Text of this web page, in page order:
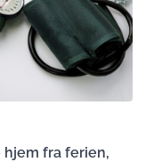
hjem fra ferien,